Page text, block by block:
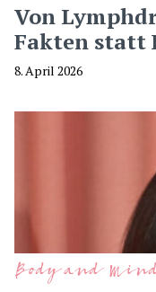
Von
Fakten statt
8. April 2026
Body and Mind